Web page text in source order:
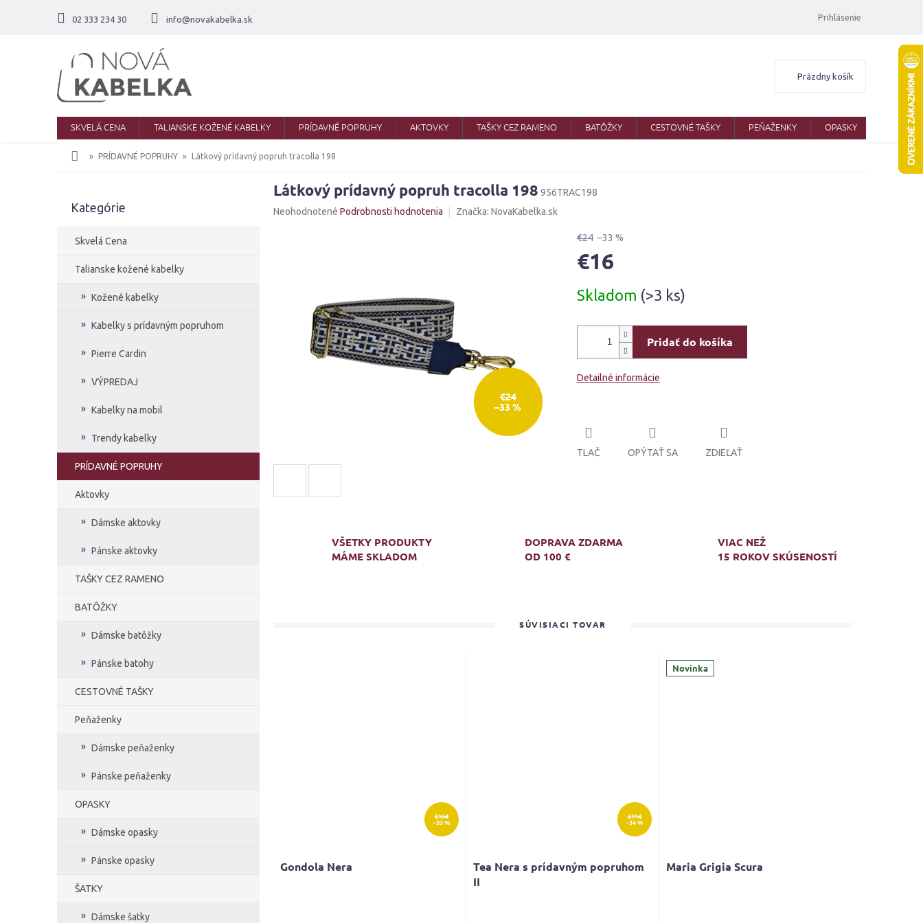
02 333 234 30 info@novakabelka.sk Prihlásenie
Nákupný
Prázdny košík
SKVELÁ CENA TALIANSKE KOŽENÉ KABELKY PRÍDAVNÉ POPRUHY AKTOVKY TAŠKY CEZ RAMENO BATÔŽKY CESTOVNÉ TAŠKY PEŇAŽENKY OPASKY ŠATKY
Domov
PRÍDAVNÉ POPRUHY Látkový prídavný popruh tracolla 198
č
Preskočiť
Kategórie
Skvelá Cena
Talianske kožené kabelky
Kožené kabelky
Kabelky s prídavným popruhom
Pierre Cardin
VÝPREDAJ
Kabelky na mobil
Trendy kabelky
PRÍDAVNÉ POPRUHY
Aktovky
Dámske aktovky
Pánske aktovky
TAŠKY CEZ RAMENO
BATÔŽKY
Dámske batôžky
Pánske batohy
CESTOVNÉ TAŠKY
Peňaženky
Dámske peňaženky
Pánske peňaženky
OPASKY
Dámske opasky
Pánske opasky
ŠATKY
Dámske šatky
Látkový prídavný popruh tracolla 198 956TRAC198
Priemerné
hviezdičiek.
Neohodnotené Podrobnosti hodnotenia Značka: NovaKabelka.sk
€24
–33 %
€24 –33 %
€16
cena:
Skladom (>3 ks)
Pridať do košíka
Detailné informácie
TLAČ OPÝTAŤ SA ZDIEĽAŤ
VŠETKY PRODUKTY
MÁME SKLADOM
DOPRAVA ZDARMA
OD 100 €
VIAC NEŽ
15 ROKOV SKÚSENOSTÍ
SÚVISIACI TOVAR
€164
–33 %
Gondola Nera
€114
–34 %
Tea Nera s prídavným popruhom
II
Novinka
Maria Grigia Scura